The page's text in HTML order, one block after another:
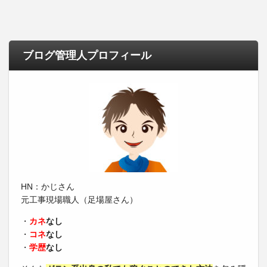
ブログ管理人プロフィール
HN：かじさん
元工事現場職人（足場屋さん）
・ カネなし
・ コネなし
・ 学歴なし